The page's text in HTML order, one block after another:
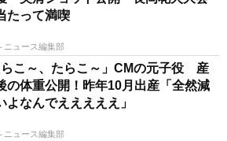
たって満喫
ニュース編集部
らこ～、たらこ～」CMの元子役 産
の体重公開！昨年10月出産「全然減
よなんでえええええ」
ニュース編集部